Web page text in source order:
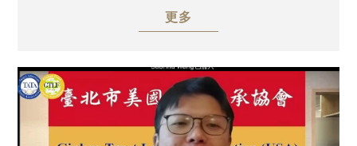
確認家族傳承願景、成立或委外家族辦公室、
草擬並通過家族憲法、制定跨境財富傳承與移轉
以及建立明確可執行的時間表；
TATA Charity (USA)協辦，邀請到安致勤資集團
助理副總裁、美國註冊稅務師李博容(Timmy
申報相關流程」為題，深入剖析美國不可撤銷信
託於高資產家族資產規劃中所扮演的關鍵角色，
並說明設立時涉及之合約架構與相關稅務處理重
點。
更多